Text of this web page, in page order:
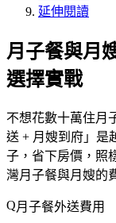
延伸閱讀
月子餐與月
選擇實戰
不想花數十萬住
送 + 月嫂到府 」是
子，省下房價，照
灣月子餐與月嫂的
月子餐外送費用